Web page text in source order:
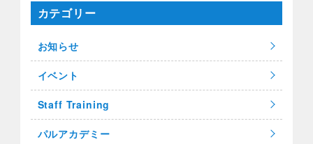
カテゴリー
お知らせ
イベント
Staff Training
パルアカデミー